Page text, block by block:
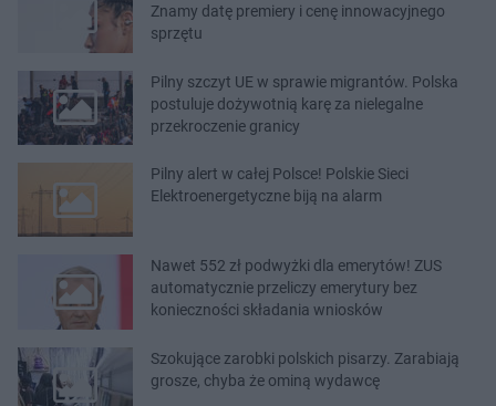
Znamy datę premiery i cenę innowacyjnego
sprzętu
Pilny szczyt UE w sprawie migrantów. Polska
postuluje dożywotnią karę za nielegalne
przekroczenie granicy
Pilny alert w całej Polsce! Polskie Sieci
Elektroenergetyczne biją na alarm
Nawet 552 zł podwyżki dla emerytów! ZUS
automatycznie przeliczy emerytury bez
konieczności składania wniosków
Szokujące zarobki polskich pisarzy. Zarabiają
grosze, chyba że ominą wydawcę